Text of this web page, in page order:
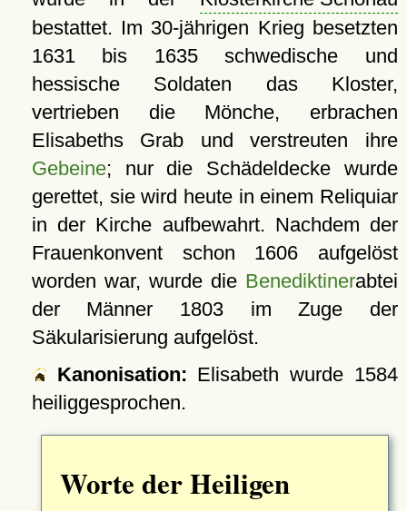
bestattet. Im 30-jährigen Krieg besetzten
1631 bis 1635 schwedische und
hessische Soldaten das Kloster,
vertrieben die Mönche, erbrachen
Elisabeths Grab und verstreuten ihre
Gebeine; nur die Schädeldecke wurde
gerettet, sie wird heute in einem Reliquiar
in der Kirche aufbewahrt. Nachdem der
Frauenkonvent schon 1606 aufgelöst
worden war, wurde die Benediktinerabtei
der Männer 1803 im Zuge der
Säkularisierung aufgelöst.
Kanonisation: Elisabeth wurde 1584
heiliggesprochen.
Worte der Heiligen